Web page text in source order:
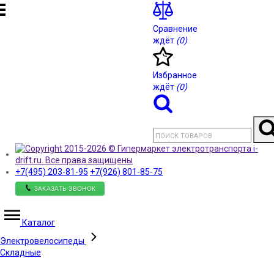
Сравнение
ждёт (0)
Избранное
ждёт (0)
+7(495) 203-81-95 +7(926) 801-85-75
ЗАКАЗАТЬ ЗВОНОК
Каталог
Электровелосипеды
Складные